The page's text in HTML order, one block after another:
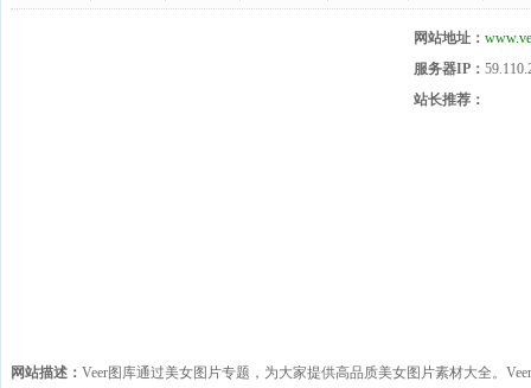
网站地址：
服务器IP：
站长推荐：
网站描述： Veer图库通过美女图片专题，为大家提供高品质美女图片素材大全。